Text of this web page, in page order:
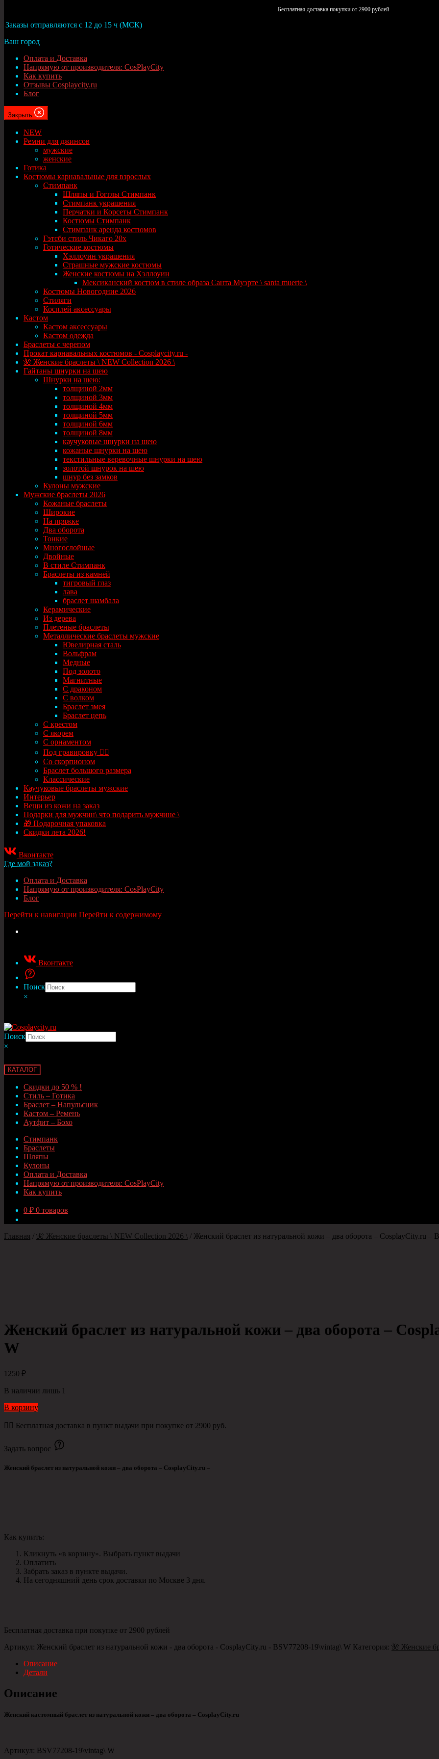
Бесплатная доставка покупки от 2900 рублей
Заказы отправляются с 12 до 15 ч (МСК)
Ваш город
Оплата и Доставка
Напрямую от производителя: CosPlayCity
Как купить
Отзывы Cosplaycity.ru
Блог
Закрыть
NEW
Ремни для джинсов
мужские
женские
Готика
Костюмы карнавальные для взрослых
Стимпанк
Шляпы и Гогглы Стимпанк
Стимпанк украшения
Перчатки и Корсеты Стимпанк
Костюмы Стимпанк
Стимпанк аренда костюмов
Гэтсби стиль Чикаго 20х
Готические костюмы
Хэллоуин украшения
Страшные мужские костюмы
Женские костюмы на Хэллоуин
Мексиканский костюм в стиле образа Санта Муэрте \ santa muerte \
Костюмы Новогодние 2026
Стиляги
Косплей аксессуары
Кастом
Кастом аксессуары
Кастом одежда
Браслеты с черепом
Прокат карнавальных костюмов - Cosplaycity.ru -
🌺 Женские браслеты \ NEW Collection 2026 \
Гайтаны шнурки на шею
Шнурки на шею:
толщиной 2мм
толщиной 3мм
толщиной 4мм
толщиной 5мм
толщиной 6мм
толщиной 8мм
каучуковые шнурки на шею
кожаные шнурки на шею
текстильные веревочные шнурки на шею
золотой шнурок на шею
шнур без замков
Кулоны мужские
Мужские браслеты 2026
Кожаные браслеты
Широкие
На пряжке
Два оборота
Тонкие
Многослойные
Двойные
В стиле Стимпанк
Браслеты из камней
тигровый глаз
лава
браслет шамбала
Керамические
Из дерева
Плетеные браслеты
Металлические браслеты мужские
Ювелирная сталь
Вольфрам
Медные
Под золото
Магнитные
С драконом
С волком
Браслет змея
Браслет цепь
С крестом
С якорем
С орнаментом
Под гравировку ✍🏻
Со скорпионом
Браслет большого размера
Классические
Каучуковые браслеты мужские
Интерьер
Вещи из кожи на заказ
Подарки для мужчин\ что подарить мужчине \
🎁 Подарочная упаковка
Скидки лета 2026!
Вконтакте
Где мой заказ?
Оплата и Доставка
Напрямую от производителя: CosPlayCity
Блог
Перейти к навигации Перейти к содержимому
Вконтакте
Поиск
×
Поиск
×
КАТАЛОГ
Скидки до 50 % !
Стиль – Готика
Браслет – Напульсник
Кастом – Ремень
Аутфит – Бохо
Стимпанк
Браслеты
Шляпы
Кулоны
Оплата и Доставка
Напрямую от производителя: CosPlayCity
Как купить
0 ₽ 0 товаров
Главная / 🌺 Женские браслеты \ NEW Collection 2026 \ / Женский браслет из натуральной кожи – два оборота – CosplayCity.ru –
Женский браслет из натуральной кожи – два оборота –
W
1250 ₽
В наличии лишь 1
В корзину
👉🏻 Бесплатная доставка в пункт выдачи при покупке от 2900 руб.
Задать вопрос
Женский браслет из натуральной кожи – два оборота – CosplayCity.ru –
Как купить:
Кликнуть «в корзину». Выбрать пункт выдачи
Оплатить
Забрать заказ в пункте выдачи.
На сегодняшний день срок доставки по Москве 3 дня.
Бесплатная доставка при покупке от 2900 рублей
Артикул: Женский браслет из натуральной кожи - два оборота - CosplayCity.ru - BSV77208-19\vintag\ W Категория: 🌺 Женские
Описание
Детали
Описание
Женский кастомный браслет из натуральной кожи – два оборота – CosplayCity.ru
Артикул: BSV77208-19\vintag\ W